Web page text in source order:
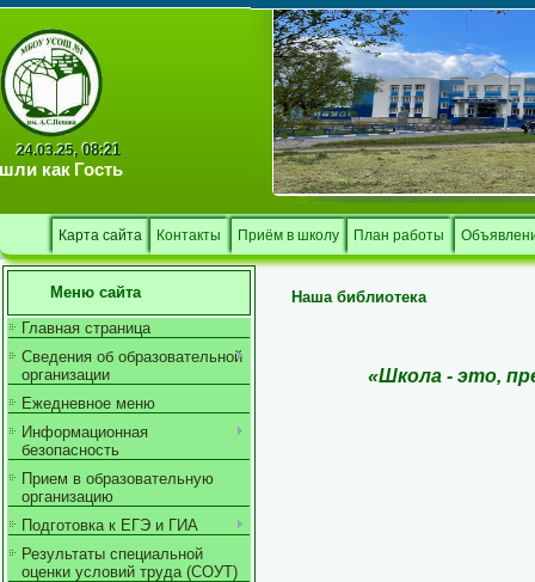
24.03.25, 08:21
как Гость
Карта сайта Контакты Приём в школу План работы
Меню сайта
Главная страница
Сведения об образовательной
организации
Ежедневное меню
Информационная
безопасность
Прием в образовательную
организацию
Подготовка к ЕГЭ и ГИА
Результаты специальной
оценки условий труда (СОУТ)
Наша библиотека
«Школа- это,